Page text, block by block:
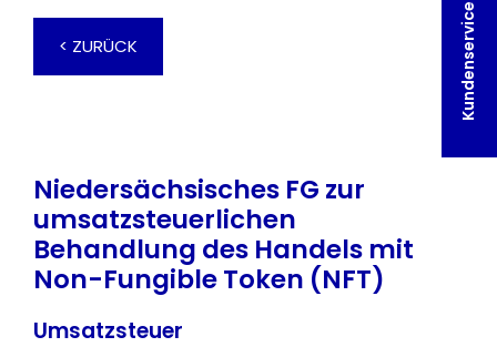
Kundenservice
< ZURÜCK
Niedersächsisches FG zur
umsatzsteuerlichen
Behandlung des Handels mit
Non-Fungible Token (NFT)
Umsatzsteuer